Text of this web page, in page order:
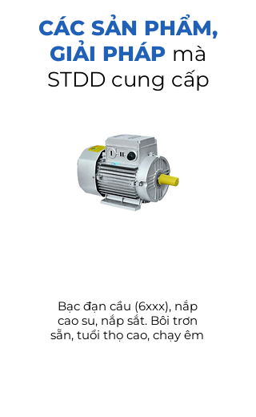
CÁC SẢN PHẨM,
GIẢI PHÁP mà
STDD cung cấp
Bạc đạn cầu (6xxx), nắp
cao su, nắp sắt. Bôi trơn
sẵn, tuổi thọ cao, chạy êm